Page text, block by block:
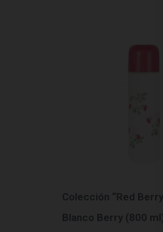
Colección “Red
Blanco Berry (800